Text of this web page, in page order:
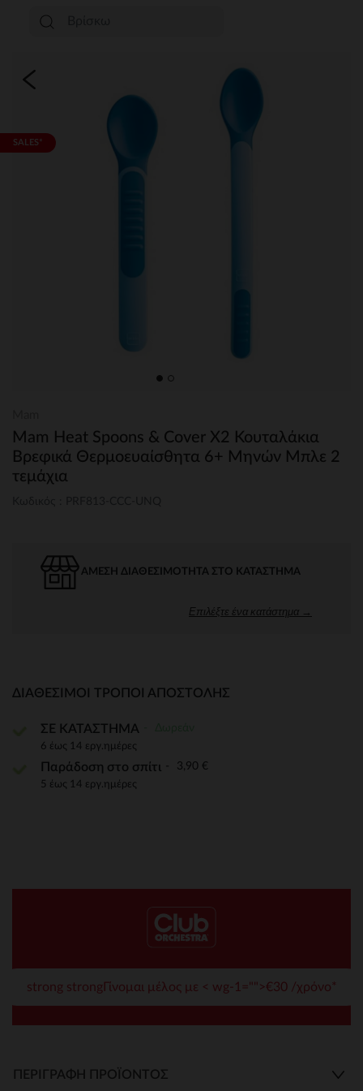
SALES*
Mam Heat Spoons & Cover X2 Κουταλάκια
Βρεφικά Θερμοευαίσθητα 6+ Mηνών Μπλε 2
τεμάχια
ΆΜΕΣΗ ΔΙΑΘΕΣΙΜΌΤΗΤΑ ΣΤΟ ΚΑΤΆΣΤΗΜΑ
Επιλέξτε ένα κατάστημα →
ΔΙΑΘΈΣΙΜΟΙ ΤΡΌΠΟΙ ΑΠΟΣΤΟΛΉΣ
ΣΕ ΚΑΤΑΣΤΗΜΑ
6 έως 14 εργ.ημέρες
Παράδοση στο σπίτι 3,90 €
5 έως 14 εργ.ημέρες
strong strongΓίνομαι μέλος με < wg-1="">€30 /χρόνο*
ΠΕΡΙΓΡΑΦΉ ΠΡΟΪΌΝΤΟΣ